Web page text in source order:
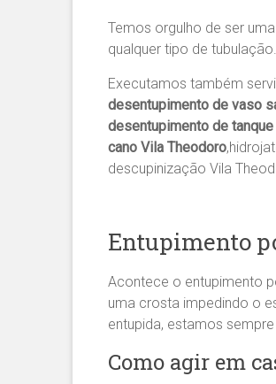
Temos orgulho de ser
qualquer tipo de tubulação.
Executamos também
desentupimento de vaso
desentupimento de
cano Vila Theodoro
descupinização Vila
Entupimento
Acontece o entupimento
uma crosta impedindo o
entupida, estamos
Como agir em